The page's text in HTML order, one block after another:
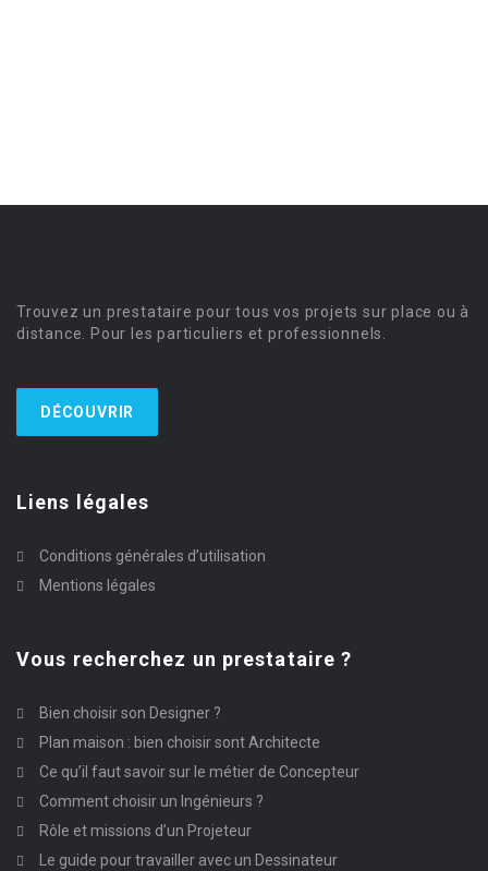
Trouvez un prestataire pour tous vos projets sur place ou à
distance. Pour les particuliers et professionnels.
DÉCOUVRIR
Liens légales
Conditions générales d’utilisation
Mentions légales
Vous recherchez un prestataire ?
Bien choisir son Designer ?
Plan maison : bien choisir sont Architecte
Ce qu’il faut savoir sur le métier de Concepteur
Comment choisir un Ingénieurs ?
Rôle et missions d’un Projeteur
Le guide pour travailler avec un Dessinateur